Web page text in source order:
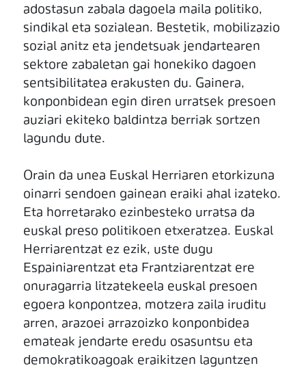
adostasun zabala dagoela maila politiko,
sindikal eta sozialean. Bestetik, mobilizazio
sozial anitz eta jendetsuak jendartearen
sektore zabaletan gai honekiko dagoen
sentsibilitatea erakusten du. Gainera,
konponbidean egin diren urratsek presoen
auziari ekiteko baldintza berriak sortzen
lagundu dute.
Orain da unea Euskal Herriaren etorkizuna
oinarri sendoen gainean eraiki ahal izateko.
Eta horretarako ezinbesteko urratsa da
euskal preso politikoen etxeratzea. Euskal
Herriarentzat ez ezik, uste dugu
Espainiarentzat eta Frantziarentzat ere
onuragarria litzatekeela euskal presoen
egoera konpontzea, motzera zaila iruditu
arren, arazoei arrazoizko konponbidea
emateak jendarte eredu osasuntsu eta
demokratikoagoak eraikitzen laguntzen